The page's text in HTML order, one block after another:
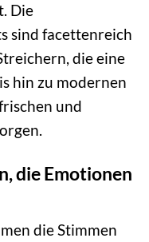
Die
sind facettenreich
die eine
hin zu modernen
und
die Emotionen
die Stimmen